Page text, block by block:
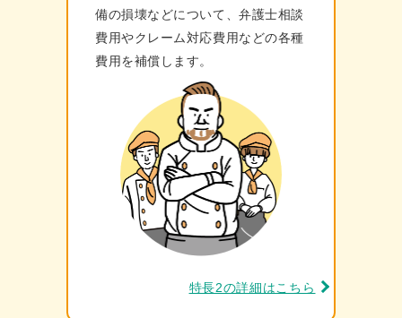
備の損壊などについて、弁護士相談
費用やクレーム対応費用などの各種
費⽤を補償します。
特長2の詳細はこちら